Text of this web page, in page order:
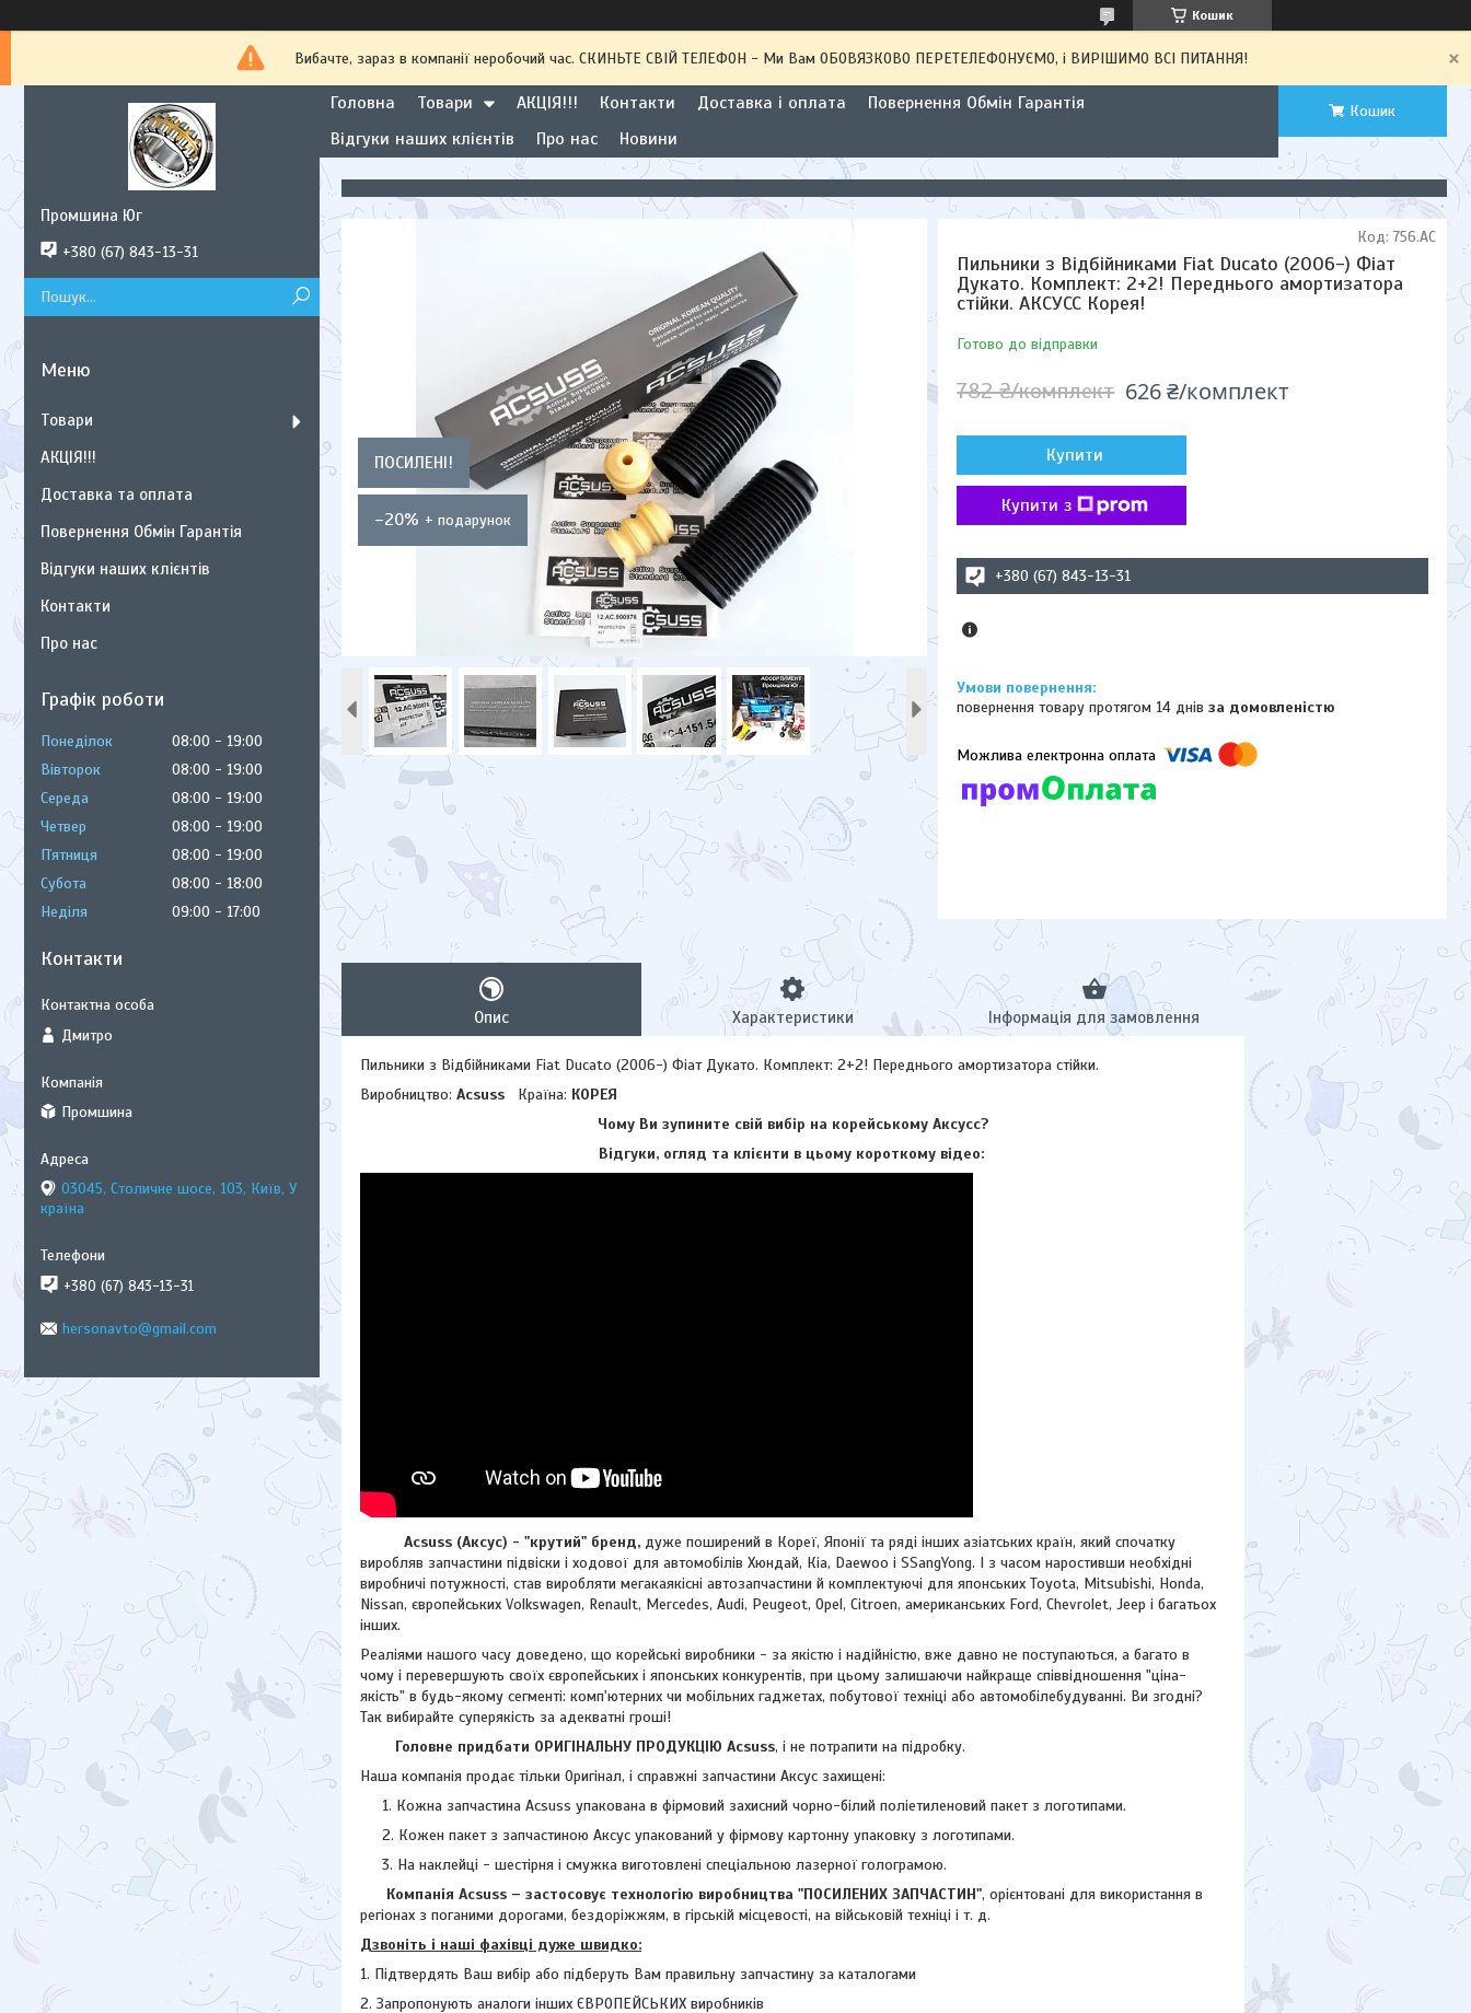
Кошик
Вибачте, зараз в компанії неробочий час. СКИНЬТЕ СВІЙ ТЕЛЕФОН - Ми Вам ОБОВЯЗКОВО ПЕРЕТЕЛЕФОНУЄМО, і ВИРІШИМО ВСІ ПИТАННЯ!
Головна Товари АКЦІЯ!!! Контакти Доставка і оплата
Повернення Обмін Гарантія
Відгуки наших клієнтів
Про нас Новини
Кошик
ПОСИЛЕНІ!
–20%
Пильники з Відбійниками Fiat Ducato (2006-) Фіат
Дукато. Комплект: 2+2! Переднього амортизатора
стійки. АКСУСС Корея!
Готово до відправки
Код:756.AC
782 ₴/комплект 626 ₴/комплект
Купити
Купити з
+380 (67) 843-13-31
повернення товару протягом 14 днівза домовленістю
Опис Характеристики Інформація для замовлення
Пильники з Відбійниками Fiat Ducato (2006-) Фіат Дукато. Комплект: 2+2! Переднього амортизатора стійки.
Виробництво: Acsuss Країна: КОРЕЯ
Чому Ви зупините свій вибір на корейському Аксусс?
Відгуки, огляд та клієнти в цьому короткому відео:
Acsuss (Аксус) - "крутий" бренд, дуже поширений в Кореї, Японії та ряді інших азіатських країн, який спочатку
виробляв запчастини підвіски і ходової для автомобілів Хюндай, Кіа, Daewoo і SSangYong. І з часом наростивши необхідні
виробничі потужності, став виробляти мегакаякісні автозапчастини й комплектуючі для японських Toyota, Mitsubishi, Honda,
Nissan, європейських Volkswagen, Renault, Mercedes, Audi, Peugeot, Opel, Citroen, американських Ford, Chevrolet, Jeep і багатьох
інших.
Реаліями нашого часу доведено, що корейські виробники - за якістю і надійністю, вже давно не поступаються, а багато в
чому і перевершують своїх європейських і японських конкурентів, при цьому залишаючи найкраще співвідношення "ціна-
якість" в будь-якому сегменті: комп'ютерних чи мобільних гаджетах, побутової техніці або автомобілебудуванні. Ви згодні?
Так вибирайте суперякість за адекватні гроші!
Головне придбати ОРИГІНАЛЬНУ ПРОДУКЦІЮ Acsuss, і не потрапити на підробку.
Наша компанія продає тільки Оригінал, і справжні запчастини Аксус захищені:
Кожна запчастина Acsuss упакована в фірмовий захисний чорно-білий поліетиленовий пакет з логотипами.
Кожен пакет з запчастиною Аксус упакований у фірмову картонну упаковку з логотипами.
На наклейці - шестірня і смужка виготовлені спеціальною лазерної голограмою.
Компанія Acsuss – застосовує технологію виробництва "ПОСИЛЕНИХ ЗАПЧАСТИН", орієнтовані для використання в
регіонах з поганими дорогами, бездоріжжям, в гірській місцевості, на військовій техніці і т. д.
Дзвоніть і наші фахівці дуже швидко:
1. Підтвердять Ваш вибір або підберуть Вам правильну запчастину за каталогами
2. Запропонують аналоги інших ЄВРОПЕЙСЬКИХ виробників
Промшина Юг
+380 (67) 843-13-31
Товари
АКЦІЯ!!!
Доставка та оплата
Повернення Обмін Гарантія
Відгуки наших клієнтів
Контакти
Про нас
Графік роботи
Понеділок 08:00
19:00
Вівторок
08:00
19:00
Середа
08:00
19:00
Четвер
08:00
19:00
Пʼятниця
08:00
19:00
Субота
08:00
18:00
Неділя
09:00 17:00
Контакти
Дмитро
Промшина
03045, Столичне шосе, 103, Київ, У
країна
+380 (67) 843-13-31
hersonavto@gmail.com